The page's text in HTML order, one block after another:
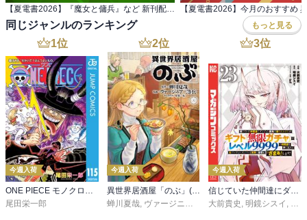
同じジャンルのランキング もっと見る
1位
今週入荷
ONE PIECE モノクロ版 115
尾田栄一郎
2位
今週入荷
異世界居酒屋「のぶ」(22)
蝉川夏哉, ヴァージニア二等兵 ,転
3位
今週入荷
信じていた仲間達にダンジョン奥地で殺されかけたがギフト『無限ガチャ』でレベル９９９９の仲間達を手に入れて元パーティーメンバーと世界に復讐＆『ざまぁ！』します！（２３）
大前貴史 , 明鏡シスイ , ｔ